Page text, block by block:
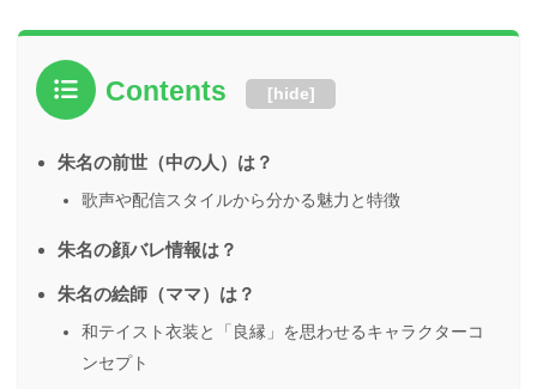
Contents [hide]
朱名の前世（中の人）は？
歌声や配信スタイルから分かる魅力と特徴
朱名の顔バレ情報は？
朱名の絵師（ママ）は？
和テイスト衣装と「良縁」を思わせるキャラクターコ
ンセプト